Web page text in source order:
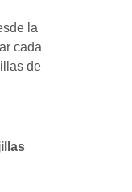
la
cada
de